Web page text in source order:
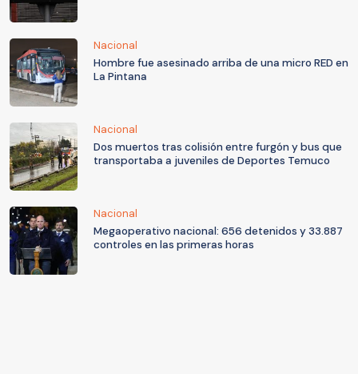
Nacional
Hombre fue asesinado arriba de una micro RED en
La Pintana
Nacional
Dos muertos tras colisión entre furgón y bus que
transportaba a juveniles de Deportes Temuco
Nacional
Megaoperativo nacional: 656 detenidos y 33.887
controles en las primeras horas